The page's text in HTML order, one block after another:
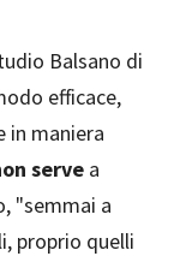
Balsano di
efficace,
in maniera
serve a
"semmai a
proprio quelli